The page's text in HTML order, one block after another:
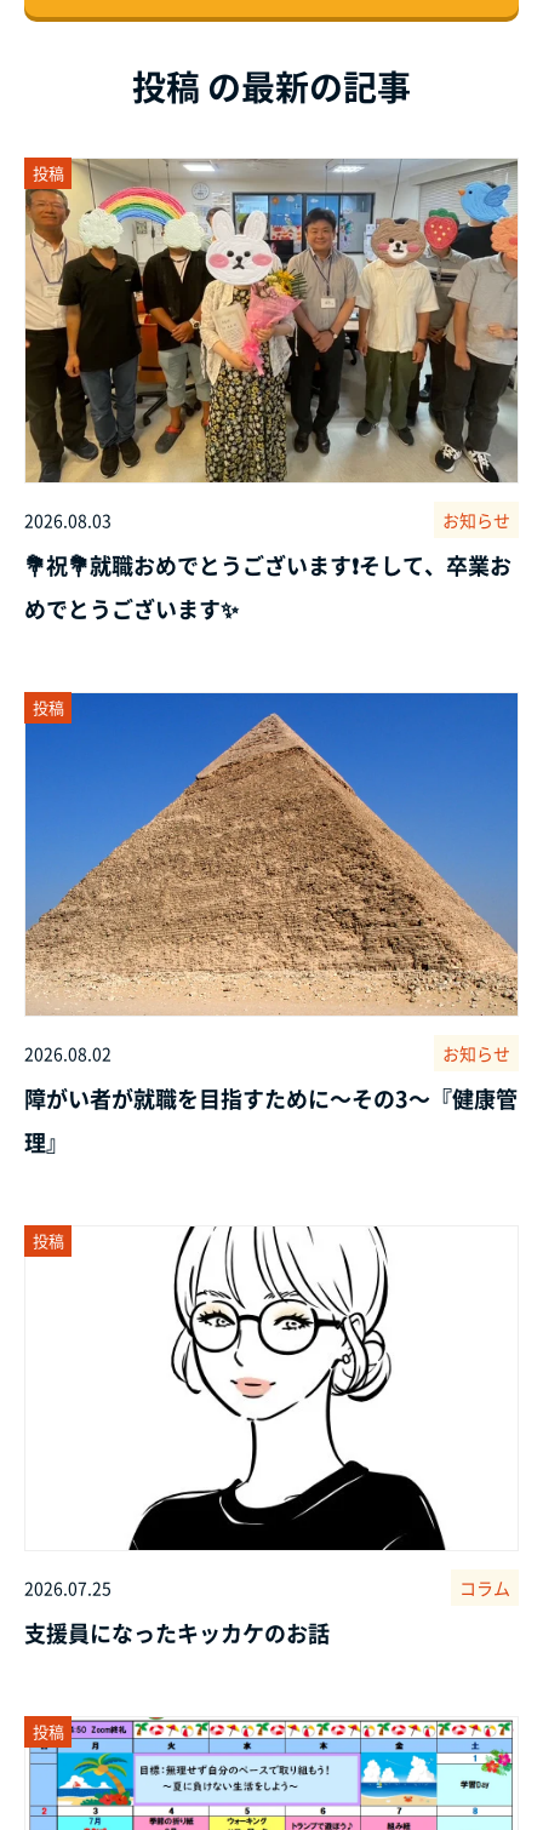
投稿 の最新の記事
投稿
2026.08.03 お知らせ
💐祝💐就職おめでとうございます❗そして、卒業お
めでとうございます✨
投稿
2026.08.02 お知らせ
障がい者が就職を目指すために～その3～『健康管
理』
投稿
2026.07.25 コラム
支援員になったキッカケのお話
投稿